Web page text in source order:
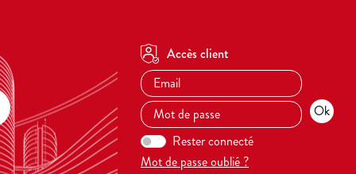
Accès client
Rester connecté
Mot de passe oublié ?